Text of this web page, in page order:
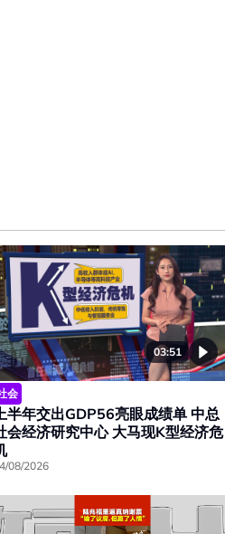
03:51
会
上半年交出GDP56亮眼成绩单 中总
会经济研究中心 大马现K型经济危
08/2026